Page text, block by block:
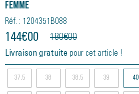
Femme
Réf. : 1204351B088
144€00 180€00
Livraison gratuite pour cet article !
37,5 38 38,5 39 40